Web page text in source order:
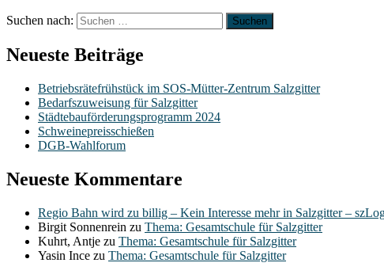
Suchen nach:
Neueste Beiträge
Betriebsrätefrühstück im SOS-Mütter-Zentrum Salzgitter
Bedarfszuweisung für Salzgitter
Städtebauförderungsprogramm 2024
Schweinepreisschießen
DGB-Wahlforum
Neueste Kommentare
Regio Bahn wird zu billig – Kein Interesse mehr in Salzgitter –
Birgit Sonnenrein zu Thema: Gesamtschule für Salzgitter
Kuhrt, Antje zu Thema: Gesamtschule für Salzgitter
Yasin Ince zu Thema: Gesamtschule für Salzgitter